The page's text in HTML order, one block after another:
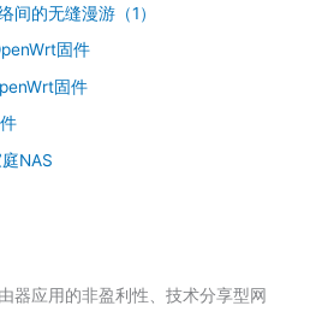
间的无缝漫游（1）
固件
固件
NAS
器应用的非盈利性、技术分享型网